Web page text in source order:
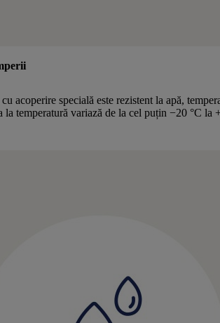
acoperire specială este rezistent la apă,
la temperatură variază de la cel puțin −20 °C la